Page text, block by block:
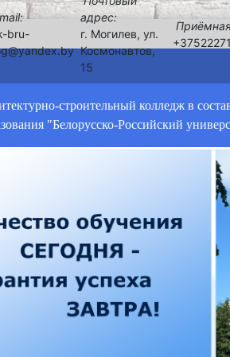
bru-
адрес:
г. Могилев, ул.
Космонавтов,
15
строительный колледж в
"Белорусско-Российский